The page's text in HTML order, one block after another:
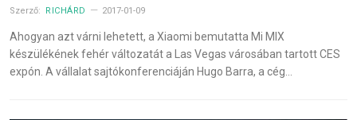
Szerző: RICHÁRD 2017-01-09
Ahogyan azt várni lehetett, a Xiaomi bemutatta Mi MIX
készülékének fehér változatát a Las Vegas városában tartott CES
expón. A vállalat sajtókonferenciáján Hugo Barra, a cég…